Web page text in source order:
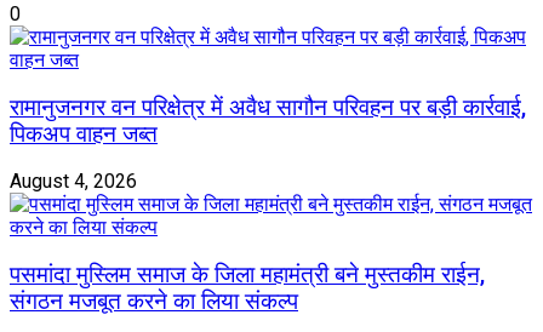
0
रामानुजनगर वन परिक्षेत्र में अवैध सागौन परिवहन पर बड़ी कार्रवाई,
पिकअप वाहन जब्त
August 4, 2026
पसमांदा मुस्लिम समाज के जिला महामंत्री बने मुस्तकीम राईन,
संगठन मजबूत करने का लिया संकल्प